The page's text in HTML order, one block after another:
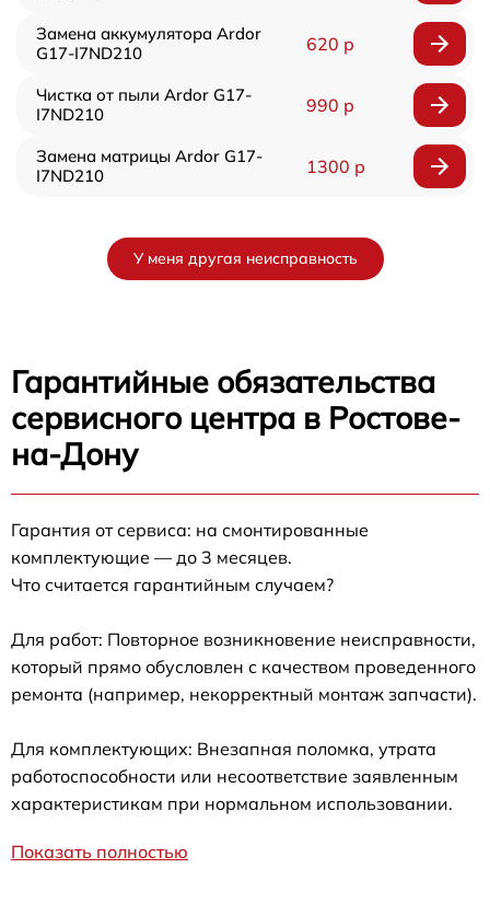
Замена аккумулятора Ardor
G17-I7ND210
620 р
Чистка от пыли Ardor G17-
I7ND210
990 р
Замена матрицы Ardor G17-
I7ND210
1300 р
У меня другая неисправность
Гарантийные обязательства
сервисного центра в Ростове-
на-Дону
Гарантия от сервиса: на смонтированные
комплектующие — до 3 месяцев.
Что считается гарантийным случаем?
Для работ: Повторное возникновение неисправности,
который прямо обусловлен с качеством проведенного
ремонта (например, некорректный монтаж запчасти).
Для комплектующих: Внезапная поломка, утрата
работоспособности или несоответствие заявленным
характеристикам при нормальном использовании.
Показать полностью